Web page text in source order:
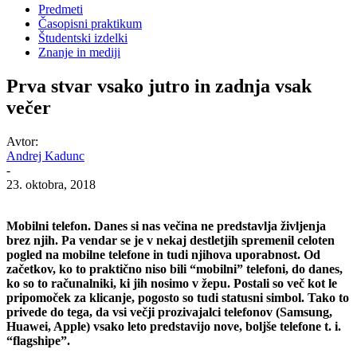
Predmeti
Časopisni praktikum
Študentski izdelki
Znanje in mediji
Prva stvar vsako jutro in zadnja vsak
večer
Avtor:
Andrej Kadunc
-
23. oktobra, 2018
Mobilni telefon. Danes si nas večina ne predstavlja življenja
brez njih. Pa vendar se je v nekaj destletjih spremenil celoten
pogled na mobilne telefone in tudi njihova uporabnost. Od
začetkov, ko to praktično niso bili “mobilni” telefoni, do danes,
ko so to računalniki, ki jih nosimo v žepu. Postali so več kot le
pripomoček za klicanje, pogosto so tudi statusni simbol. Tako to
privede do tega, da vsi večji prozivajalci telefonov (Samsung,
Huawei, Apple) vsako leto predstavijo nove, boljše telefone t. i.
“flagshipe”.